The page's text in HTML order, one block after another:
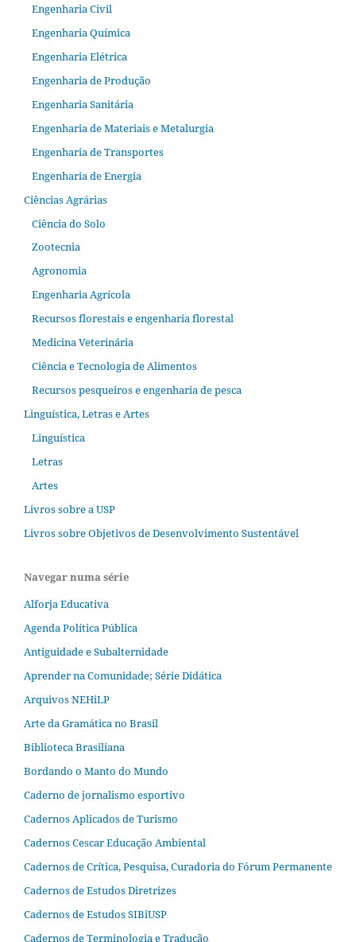
Engenharia Civil
Engenharia Química
Engenharia Elétrica
Engenharia de Produção
Engenharia Sanitária
Engenharia de Materiais e Metalurgia
Engenharia de Transportes
Engenharia de Energia
Ciências Agrárias
Ciência do Solo
Zootecnia
Agronomia
Engenharia Agrícola
Recursos florestais e engenharia florestal
Medicina Veterinária
Ciência e Tecnologia de Alimentos
Recursos pesqueiros e engenharia de pesca
Linguística, Letras e Artes
Linguística
Letras
Artes
Livros sobre a USP
Livros sobre Objetivos de Desenvolvimento Sustentável
Navegar numa série
Alforja Educativa
Agenda Política Pública
Antiguidade e Subalternidade
Aprender na Comunidade; Série Didática
Arquivos NEHiLP
Arte da Gramática no Brasil
Biblioteca Brasiliana
Bordando o Manto do Mundo
Caderno de jornalismo esportivo
Cadernos Aplicados de Turismo
Cadernos Cescar Educação Ambiental
Cadernos de Crítica, Pesquisa, Curadoria do Fórum Permanente
Cadernos de Estudos Diretrizes
Cadernos de Estudos SIBiUSP
Cadernos de Terminologia e Tradução